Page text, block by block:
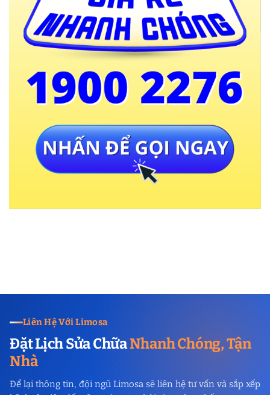
Liên Hệ Với Limosa
Đặt Lịch Sửa ChữaNhanh Chóng, Tận
Nhà
Để lại thông tin, đội ngũ Limosa sẽ liên hệ tư vấn và sắp xếp